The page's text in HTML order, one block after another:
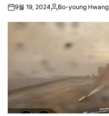
on9월 19, 2024Posted
Bo-young Hwang